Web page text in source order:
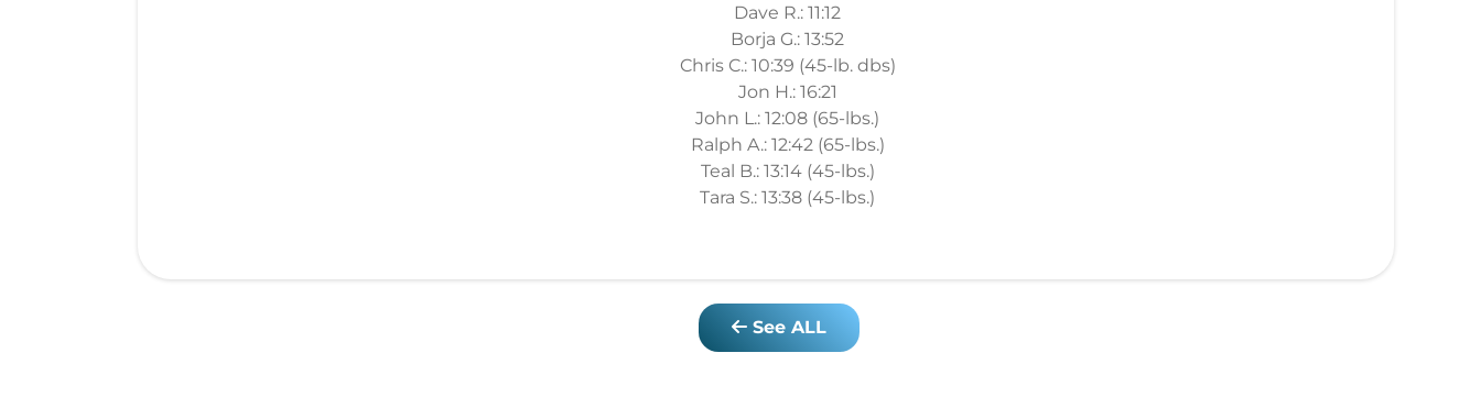
Dave R.: 11:12
Borja G.: 13:52
Chris C.: 10:39 (45-lb. dbs)
Jon H.: 16:21
John L.: 12:08 (65-lbs.)
Ralph A.: 12:42 (65-lbs.)
Teal B.: 13:14 (45-lbs.)
Tara S.: 13:38 (45-lbs.)
See ALL